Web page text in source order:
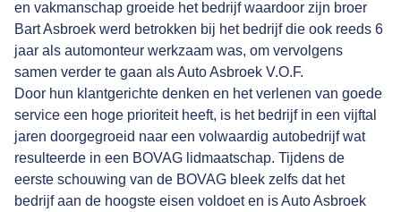
en vakmanschap groeide het bedrijf waardoor zijn broer
Bart Asbroek werd betrokken bij het bedrijf die ook reeds 6
jaar als automonteur werkzaam was, om vervolgens
samen verder te gaan als Auto Asbroek V.O.F.
Door hun klantgerichte denken en het verlenen van goede
service een hoge prioriteit heeft, is het bedrijf in een vijftal
jaren doorgegroeid naar een volwaardig autobedrijf wat
resulteerde in een BOVAG lidmaatschap. Tijdens de
eerste schouwing van de BOVAG bleek zelfs dat het
bedrijf aan de hoogste eisen voldoet en is Auto Asbroek